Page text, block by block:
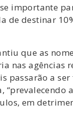
importante
de destinar
que as
nas agências
passarão a ser
“prevalecendo
em